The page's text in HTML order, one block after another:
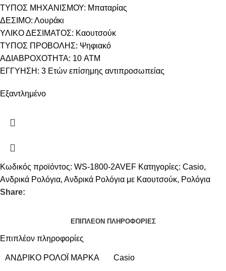
ΤΥΠΟΣ ΜΗΧΑΝΙΣΜΟΥ: Μπαταρίας
ΔΕΣΙΜΟ: Λουράκι
ΥΛΙΚΟ ΔΕΣΙΜΑΤΟΣ: Καουτσούκ
ΤΥΠΟΣ ΠΡΟΒΟΛΗΣ: Ψηφιακό
ΑΔΙΑΒΡΟΧΟΤΗΤΑ: 10 ATM
ΕΓΓΥΗΣΗ: 3 Ετών επίσημης αντιπροσωπείας
Εξαντλημένο
Κωδικός προϊόντος: WS-1800-2AVEF Κατηγορίες: Casio,
Ανδρικά Ρολόγια, Ανδρικά Ρολόγια με Καουτσούκ, Ρολόγια
Share:
ΕΠΙΠΛΈΟΝ ΠΛΗΡΟΦΟΡΊΕΣ
Επιπλέον πληροφορίες
ΑΝΔΡΙΚΌ ΡΟΛΌΙ ΜΆΡΚΑ Casio